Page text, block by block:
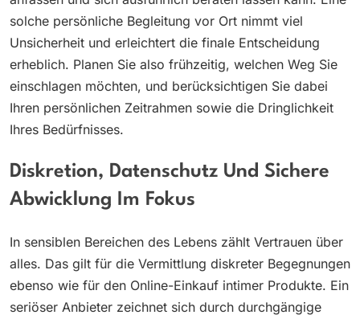
solche persönliche Begleitung vor Ort nimmt viel
Unsicherheit und erleichtert die finale Entscheidung
erheblich. Planen Sie also frühzeitig, welchen Weg Sie
einschlagen möchten, und berücksichtigen Sie dabei
Ihren persönlichen Zeitrahmen sowie die Dringlichkeit
Ihres Bedürfnisses.
Diskretion, Datenschutz Und Sichere
Abwicklung Im Fokus
In sensiblen Bereichen des Lebens zählt Vertrauen über
alles. Das gilt für die Vermittlung diskreter Begegnungen
ebenso wie für den Online-Einkauf intimer Produkte. Ein
seriöser Anbieter zeichnet sich durch durchgängige